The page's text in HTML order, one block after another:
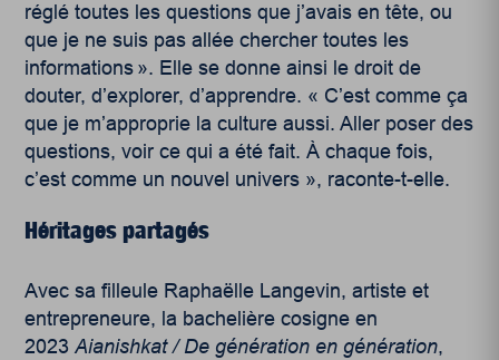
réglé toutes les questions que j’avais en tête, ou
que je ne suis pas allée chercher toutes les
informations ». Elle se donne ainsi le droit de
douter, d’explorer, d’apprendre. « C’est comme ça
que je m’approprie la culture aussi. Aller poser des
questions, voir ce qui a été fait. À chaque fois,
c’est comme un nouvel univers », raconte-t-elle.
Héritages partagés
Avec sa filleule Raphaëlle Langevin, artiste et
entrepreneure, la bachelière cosigne en
2023Aianishkat / De génération en génération,